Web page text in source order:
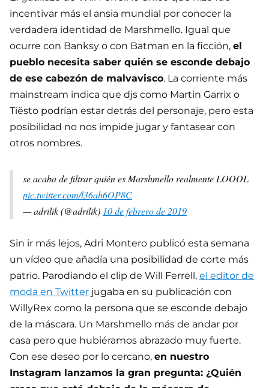
incentivar más el ansia mundial por conocer la
verdadera identidad de Marshmello. Igual que
ocurre con Banksy o con Batman en la ficción, el
pueblo necesita saber quién se esconde debajo
de ese cabezón de malvavisco. La corriente más
mainstream indica que djs como Martin Garrix o
Tiësto podrían estar detrás del personaje, pero esta
posibilidad no nos impide jugar y fantasear con
otros nombres.
se acaba de filtrar quién es Marshmello realmente LOOOL
pic.twitter.com/l36ah6OP8C
— adrilik (@adrilik) 10 de febrero de 2019
Sin ir más lejos, Adri Montero publicó esta semana
un vídeo que añadía una posibilidad de corte más
patrio. Parodiando el clip de Will Ferrell, el editor de
moda en Twitter jugaba en su publicación con
WillyRex como la persona que se esconde debajo
de la máscara. Un Marshmello más de andar por
casa pero que hubiéramos abrazado muy fuerte.
Con ese deseo por lo cercano, en nuestro
Instagram lanzamos la gran pregunta: ¿Quién